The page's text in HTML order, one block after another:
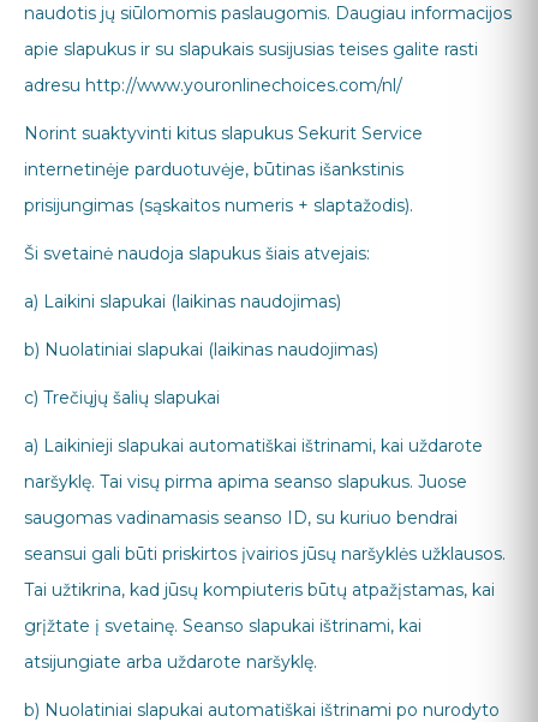
naudotis jų siūlomomis paslaugomis. Daugiau informacijos
apie slapukus ir su slapukais susijusias teises galite rasti
adresu http://www.youronlinechoices.com/nl/
Norint suaktyvinti kitus slapukus Sekurit Service
internetinėje parduotuvėje, būtinas išankstinis
prisijungimas (sąskaitos numeris + slaptažodis).
Ši svetainė naudoja slapukus šiais atvejais:
a) Laikini slapukai (laikinas naudojimas)
b) Nuolatiniai slapukai (laikinas naudojimas)
c) Trečiųjų šalių slapukai
a) Laikinieji slapukai automatiškai ištrinami, kai uždarote
naršyklę. Tai visų pirma apima seanso slapukus. Juose
saugomas vadinamasis seanso ID, su kuriuo bendrai
seansui gali būti priskirtos įvairios jūsų naršyklės užklausos.
Tai užtikrina, kad jūsų kompiuteris būtų atpažįstamas, kai
grįžtate į svetainę. Seanso slapukai ištrinami, kai
atsijungiate arba uždarote naršyklę.
b) Nuolatiniai slapukai automatiškai ištrinami po nurodyto